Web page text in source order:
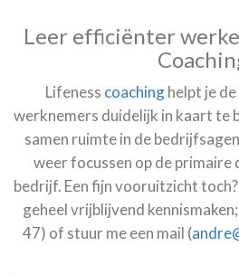
Leer efficiënter
Lifeness coachinghelpt je de
werknemers duidelijk in kaart te
samen ruimte in de
weer focussen op de primaire
bedrijf. Een fijn vooruitzicht
geheel vrijblijvend
47) of stuur me een mail (